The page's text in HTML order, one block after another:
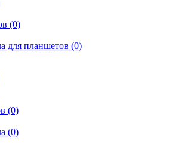
(0)
для планшетов (0)
(0)
(0)